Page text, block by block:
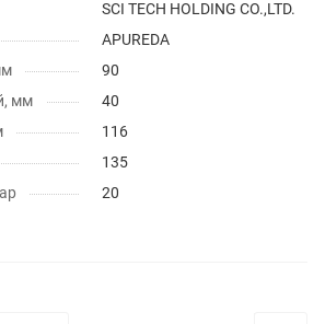
SCI TECH HOLDING CO.,LTD.
APUREDA
90
мм
40
116
135
20